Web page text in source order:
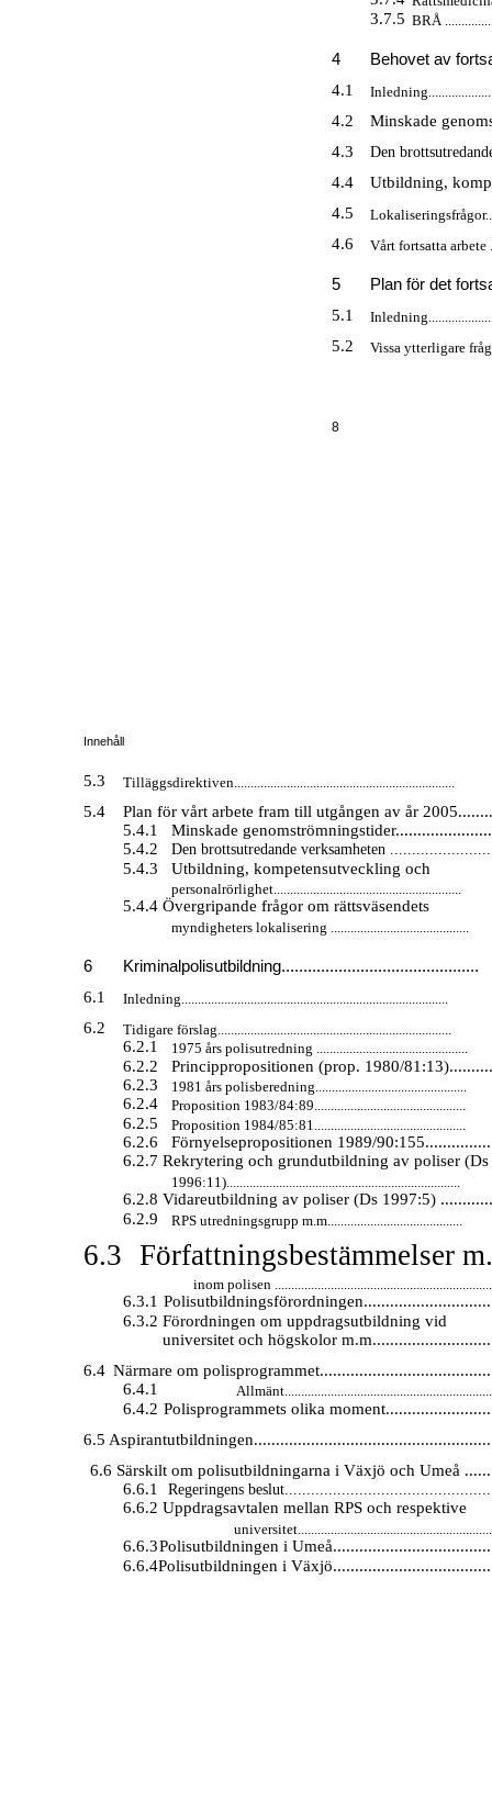
3.7.5 BRÅ
4 Behovet av
4.1
4.2
Minskade
4.3
Den
4.4
Utbildning,
4.5
4.6 Vårt fortsatta arbete
5 Plan för det
5.1
5.2 Vissa ytterligare
8
Innehåll
5.3 Tilläggsdirektiven...................................................................
5.4
Plan för vårt arbete fram till utgången av år
5.4.1
Minskade
5.4.2
Den brottsutredande verksamheten
5.4.3 Utbildning, kompetensutveckling och
personalrörlighet.........................................................
5.4.4 Övergripande frågor om rättsväsendets
myndigheters lokalisering ..........................................
6 Kriminalpolisutbildning.............................................
6.1 Inledning.................................................................................
6.2 Tidigare förslag.......................................................................
6.2.1 1975 års polisutredning ..............................................
6.2.2
Princippropositionen (prop. 1980/
6.2.3
1981 års polisberedning..............................................
6.2.4 Proposition 1983/84:89..............................................
6.2.5 Proposition 1984/85:81..............................................
6.2.6
Förnyelsepropositionen 1989/
6.2.7 Rekrytering och grundutbildning av poliser (Ds
1996:11).......................................................................
6.2.8 Vidareutbildning av poliser (Ds 1997:5)
6.2.9
RPS utredningsgrupp m.m.........................................
6.3 Författningsbestämmelser
inom polisen
6.3.1
6.3.2 Förordningen om uppdragsutbildning vid
universitet och högskolor
6.4 Närmare om
6.4.1
6.4.2 Polisprogrammets olika
6.5
6.6 Särskilt om polisutbildningarna i Växjö och Umeå
6.6.1
Regeringens
6.6.2 Uppdragsavtalen mellan RPS och respektive
6.6.3Polisutbildningen i
6.6.4Polisutbildningen i